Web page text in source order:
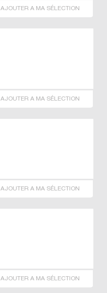
AJOUTER A MA SÉLECTION
AJOUTER A MA SÉLECTION
AJOUTER A MA SÉLECTION
AJOUTER A MA SÉLECTION